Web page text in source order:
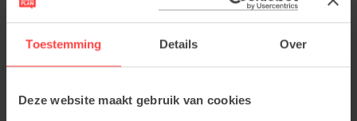
Toestemming Details Over
Deze website maakt gebruik van cookies